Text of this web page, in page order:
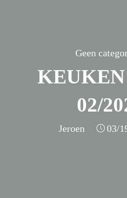
Geen
KEUKEN
02/
Jeroen 03/